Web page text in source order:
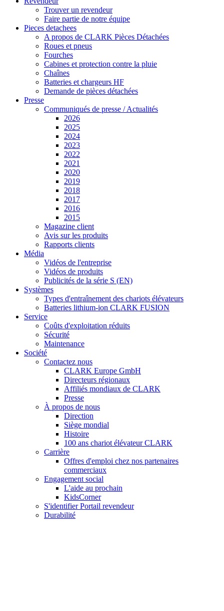
Trouver un revendeur
Faire partie de notre équipe
Pieces detachees
A propos de CLARK Pièces Détachées
Roues et pneus
Fourches
Cabines et protection contre la pluie
Chaînes
Batteries et chargeurs HF
Demande de pièces détachées
Presse
Communiqués de presse / Actualités
2026
2025
2024
2023
2022
2021
2020
2019
2018
2017
2016
2015
Magazine client
Avis sur les produits
Rapports clients
Média
Vidéos de l'entreprise
Vidéos de produits
Publicités de la série S (EN)
Systèmes
Types d'entraînement des chariots élévateurs
Batteries lithium-ion CLARK FUSION
Service
Coûts d'exploitation réduits
Sécurité
Maintenance
Société
Contactez nous
CLARK Europe GmbH
Directeurs régionaux
Affiliés mondiaux de CLARK
Presse
À propos de nous
Direction
Siège mondial
Histoire
100 ans chariot élévateur CLARK
Carrière
Offres d'emploi chez nos partenaires
commerciaux
Engagement social
L'aide au prochain
KidsCorner
S'identifier Portail revendeur
Durabilité